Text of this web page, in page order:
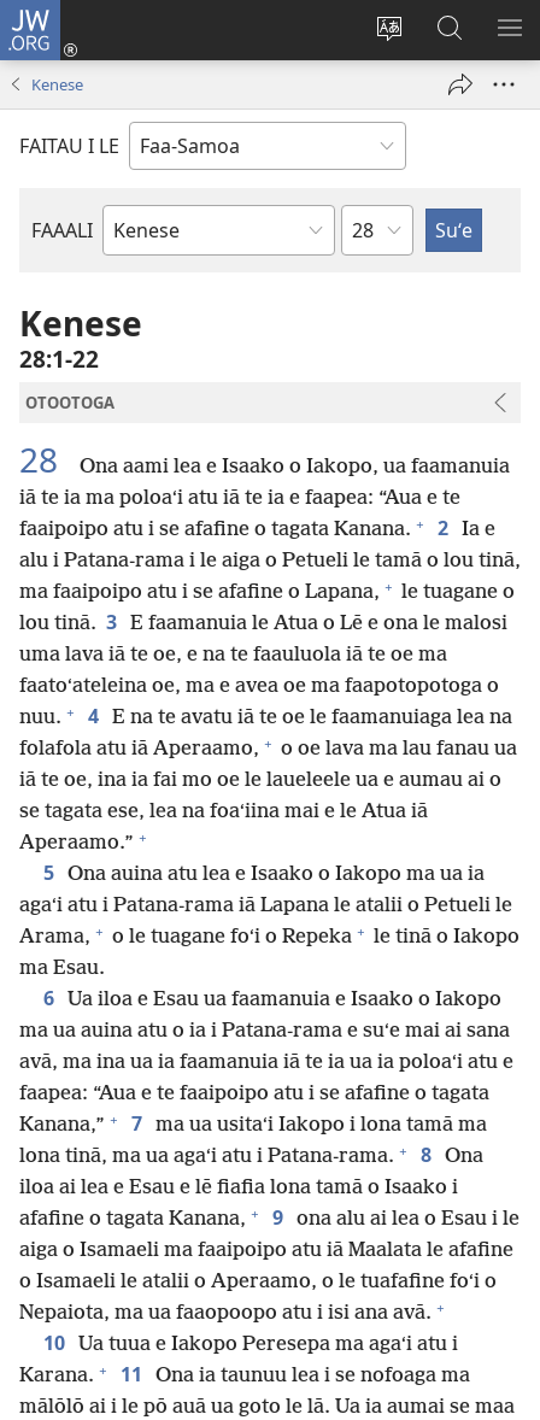
JW.ORG
Sui
gagana
o
le
tafaʻilagi
Log
isi
Suʻe
le
Kenese
FAITAU I LE
FAAALI
Tusi
Tusi
Mataupu
Kenese
28:1-22
OTOOTOGA
28
Ona aami lea e Isaako o Iakopo, ua faamanuia
iā te ia ma poloaʻi atu iā te ia e faapea: “Aua e te
faaipoipo atu i se afafine o tagata Kanana. + 2 Ia e
alu i Patana-rama i le aiga o Petueli le tamā o lou tinā,
ma faaipoipo atu i se afafine o Lapana, + le tuagane o
lou tinā. 3 E faamanuia le Atua o Lē e ona le malosi
uma lava iā te oe, e na te faauluola iā te oe ma
faatoʻateleina oe, ma e avea oe ma faapotopotoga o
nuu. + 4 E na te avatu iā te oe le faamanuiaga lea na
folafola atu iā Aperaamo, + o oe lava ma lau fanau ua
iā te oe, ina ia fai mo oe le laueleele ua e aumau ai o
se tagata ese, lea na foaʻiina mai e le Atua iā
Aperaamo.” +
5 Ona auina atu lea e Isaako o Iakopo ma ua ia
agaʻi atu i Patana-rama iā Lapana le atalii o Petueli le
Arama, + o le tuagane foʻi o Repeka + le tinā o Iakopo
ma Esau.
6
Ua iloa e Esau ua faamanuia e Isaako o Iakopo
ma ua auina atu o ia i Patana-rama e suʻe mai ai sana
avā, ma ina ua ia faamanuia iā te ia ua ia poloaʻi atu e
faapea: “Aua e te faaipoipo atu i se afafine o tagata
Kanana,” + 7 ma ua usitaʻi Iakopo i lona tamā ma
lona tinā, ma ua agaʻi atu i Patana-rama. + 8 Ona
iloa ai lea e Esau e lē fiafia lona tamā o Isaako i
afafine o tagata Kanana, + 9 ona alu ai lea o Esau i le
aiga o Isamaeli ma faaipoipo atu iā Maalata le afafine
o Isamaeli le atalii o Aperaamo, o le tuafafine foʻi o
Nepaiota, ma ua faaopoopo atu i isi ana avā. +
10
Ua tuua e Iakopo Peresepa ma agaʻi atu i
Karana. + 11
Ona ia taunuu lea i se nofoaga ma
mālōlō ai i le pō auā ua goto le lā. Ua ia aumai se maa